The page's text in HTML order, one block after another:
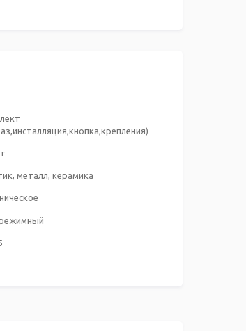
металл, керамика